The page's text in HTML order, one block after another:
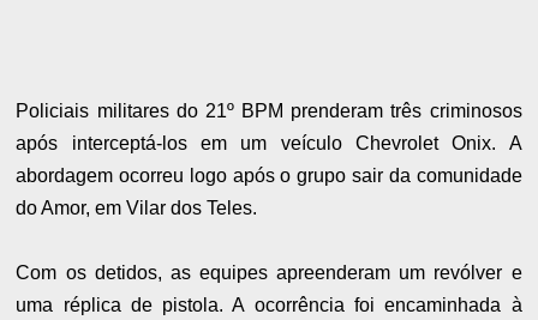
Policiais militares do 21º BPM prenderam três criminosos
após interceptá-los em um veículo Chevrolet Onix. A
abordagem ocorreu logo após o grupo sair da comunidade
do Amor, em Vilar dos Teles.
Com os detidos, as equipes apreenderam um revólver e
uma réplica de pistola. A ocorrência foi encaminhada à